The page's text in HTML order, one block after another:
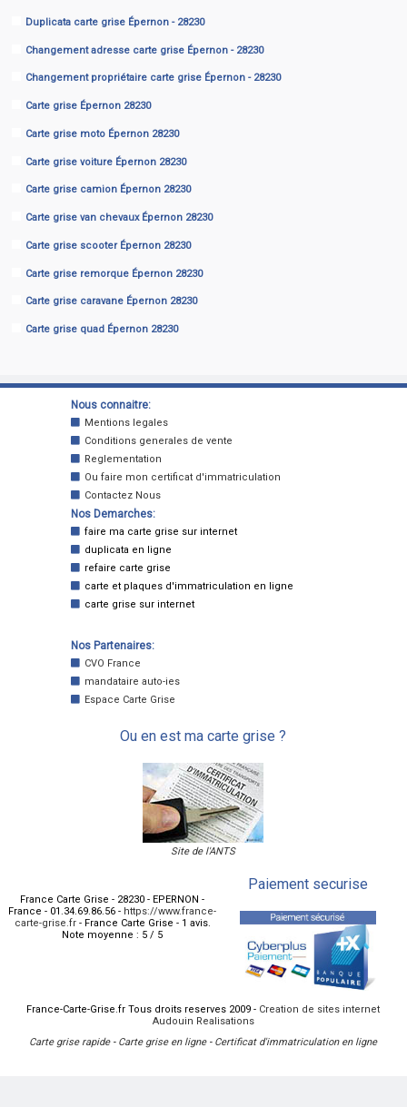
Duplicata carte grise Épernon - 28230
Changement adresse carte grise Épernon - 28230
Changement propriétaire carte grise Épernon - 28230
Carte grise Épernon 28230
Carte grise moto Épernon 28230
Carte grise voiture Épernon 28230
Carte grise camion Épernon 28230
Carte grise van chevaux Épernon 28230
Carte grise scooter Épernon 28230
Carte grise remorque Épernon 28230
Carte grise caravane Épernon 28230
Carte grise quad Épernon 28230
Nous connaitre:
Mentions legales
Conditions generales de vente
Reglementation
Ou faire mon certificat d'immatriculation
Contactez Nous
Nos Demarches:
faire ma carte grise sur internet
duplicata en ligne
refaire carte grise
carte et plaques d'immatriculation en ligne
carte grise sur internet
Nos Partenaires:
CVO France
mandataire auto-ies
Espace Carte Grise
Ou en est ma carte grise ?
Site de l'ANTS
Paiement securise
France Carte Grise - 28230 - EPERNON -
France - 01.34.69.86.56- https://www.france-
carte-grise.fr - France Carte Grise - 1 avis.
Note moyenne : 5 / 5
France-Carte-Grise.fr Tous droits reserves 2009 - Creation de sites internet
Audouin Realisations
Carte grise rapide- Carte grise en ligne- Certificat d'immatriculation en ligne